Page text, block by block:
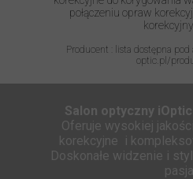
połączeniu opraw
Producent : lista dostępna
optic.pl/
Salon optyczny
Oferuje wysokiej
korekcyjne i
Doskonałe widzenie i